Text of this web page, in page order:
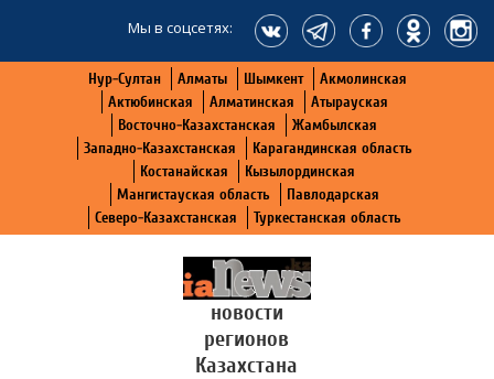
Мы в соцсетях:
Нур-Султан Алматы Шымкент
Акмолинская
Актюбинская
Алматинская
Атырауская
Восточно-Казахстанская
Жамбылская
Западно-Казахстанская
Карагандинская область
Костанайская
Кызылординская
Мангистауская область
Павлодарская
Северо-Казахстанская
Туркестанская область
новости
регионов
Казахстана